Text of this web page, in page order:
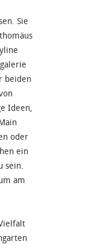
Sie
beiden
Ideen,
oder
ein
sein.
am